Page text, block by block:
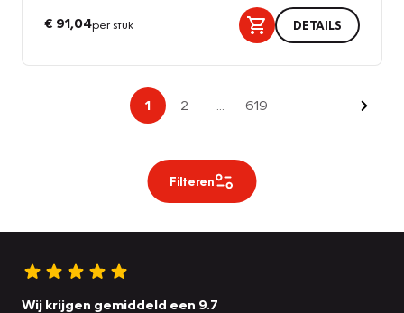
€ 91,04per stuk DETAILS
1 2 619
Filteren
Wij krijgen gemiddeld een 9.7